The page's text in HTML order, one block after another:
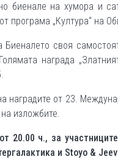
биенале на хумора и
програма „Култура“ на
Биеналето своя
награда
наградите от 23.
изложбите.
от 20.00 ч., за
и Stoyo &